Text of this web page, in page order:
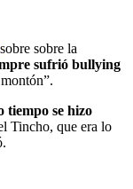
sobre sobre la
sufrió bullying
tiempo se hizo
Tincho, que era lo